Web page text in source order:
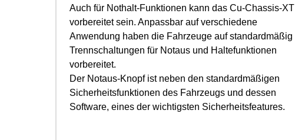
Auch für Nothalt-Funktionen kann das Cu-Chassis-XT
vorbereitet sein. Anpassbar auf verschiedene
Anwendung haben die Fahrzeuge auf standardmäßig
Trennschaltungen für Notaus und Haltefunktionen
vorbereitet.
Der Notaus-Knopf ist neben den standardmäßigen
Sicherheitsfunktionen des Fahrzeugs und dessen
Software, eines der wichtigsten Sicherheitsfeatures.